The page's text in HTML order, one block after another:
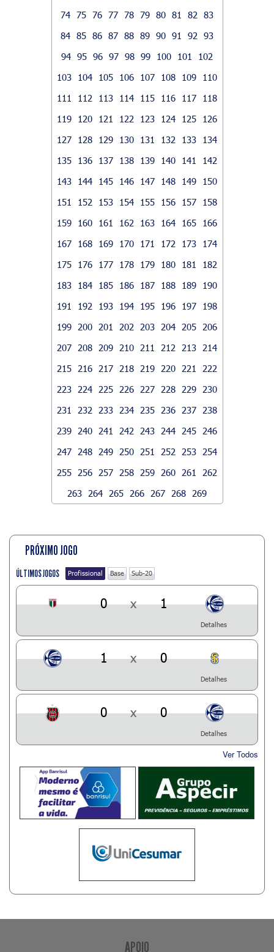
74 75 76 77 78 79 80 81 82
83
84 85 86 87 88 89 90 91 92
93
94 95 96 97 98 99 100 101
102
103
104 105 106 107 108 109
110
111
112 113 114 115 116 117
118
119
120 121 122 123 124 125
126
127
128 129 130 131 132 133
134
135
136 137 138 139 140 141
142
143
144 145 146 147 148 149
150
151
152 153 154 155 156 157
158
159
160 161 162 163 164 165
166
167
168 169 170 171 172 173
174
175
176 177 178 179 180 181
182
183
184 185 186 187 188 189
190
191
192 193 194 195 196 197
198
199
200 201 202 203 204 205
206
207
208 209 210 211 212 213
214
215
216 217 218 219 220 221
222
223
224 225 226 227 228 229
230
231
232 233 234 235 236 237
238
239
240 241 242 243 244 245
246
247
248 249 250 251 252 253
254
255
256 257 258 259 260 261
262
263
264 265 266 267 268 269
PRÓXIMO JOGO
ÚLTIMOS JOGOS Profissional Base Sub-20
0 x 1
Detalhes
1 x 0
Detalhes
0 x 0
Detalhes
Ver Todos
APOIO